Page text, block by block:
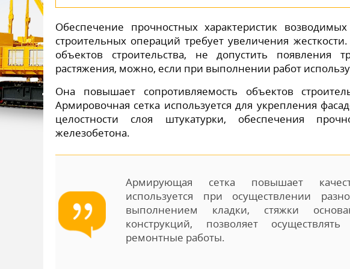
Обеспечение прочностных характеристик
строительных операций требует увеличения
объектов строительства, не допустить
растяжения, можно, если при выполнении работ
Она повышает сопротивляемость объектов
Армировочная сетка используется для укрепления
целостности слоя штукатурки, обеспечения
железобетона.
Армирующая сетка повышает
используется при осуществлении
выполнением кладки, стяжки
конструкций, позволяет
ремонтные работы.